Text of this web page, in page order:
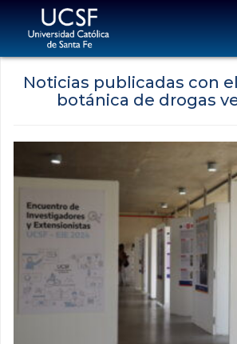
Noticias publicadas con
botánica de drogas